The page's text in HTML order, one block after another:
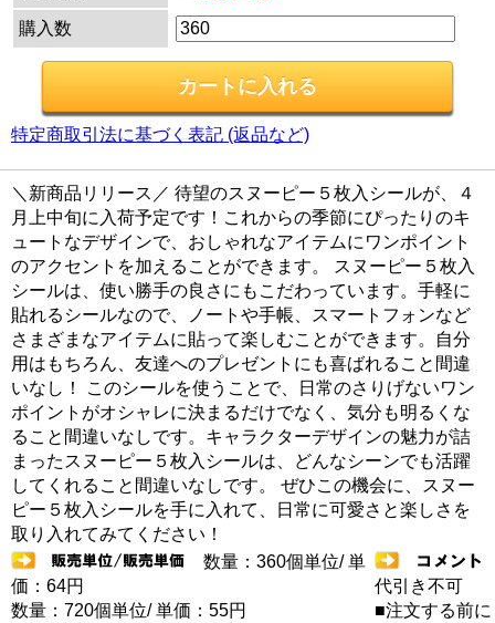
購入数
特定商取引法に基づく表記 (返品など)
＼新商品リリース／ 待望のスヌーピー５枚入シールが、４
月上中旬に入荷予定です！これからの季節にぴったりのキ
ュートなデザインで、おしゃれなアイテムにワンポイント
のアクセントを加えることができます。 スヌーピー５枚入
シールは、使い勝手の良さにもこだわっています。手軽に
貼れるシールなので、ノートや手帳、スマートフォンなど
さまざまなアイテムに貼って楽しむことができます。自分
用はもちろん、友達へのプレゼントにも喜ばれること間違
いなし！ このシールを使うことで、日常のさりげないワン
ポイントがオシャレに決まるだけでなく、気分も明るくな
ること間違いなしです。キャラクターデザインの魅力が詰
まったスヌーピー５枚入シールは、どんなシーンでも活躍
してくれること間違いなしです。 ぜひこの機会に、スヌー
ピー５枚入シールを手に入れて、日常に可愛さと楽しさを
取り入れてみてください！
数量：360個単位/ 単
価：64円
数量：720個単位/ 単価：55円
代引き不可
■注文する前に